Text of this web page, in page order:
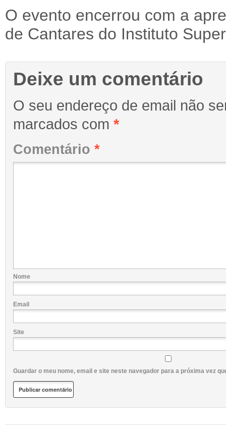
O evento encerrou com a
de Cantares do Instituto
Deixe um comentário
O seu endereço de email não
marcados com *
Comentário *
Nome
Email
Site
Guardar o meu nome, email e site neste navegador para a próxima vez